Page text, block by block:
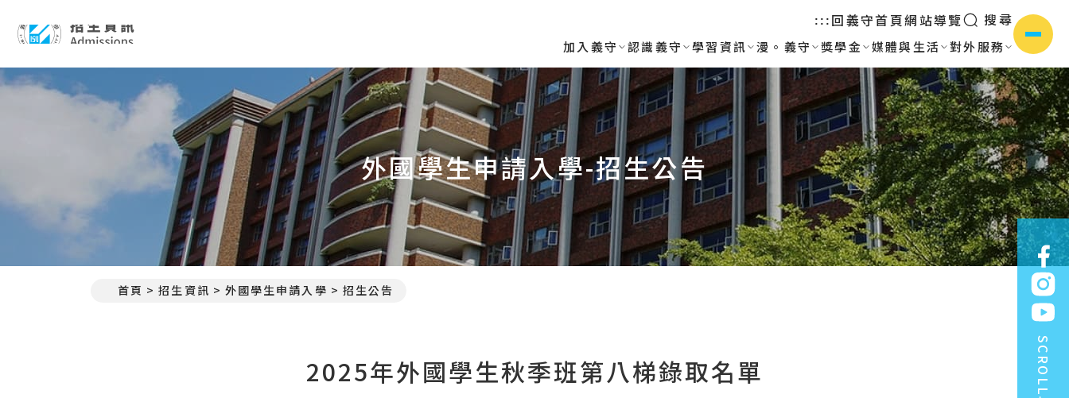
::: 回義守首頁網站導覽 搜尋
加入義守 認識義守 學習資訊 漫。義守 獎學金 媒體與生活 對外服務
側選單
SCROLL
外國學生申請入學-招生公告
首頁 招生資訊 外國學生申請入學 招生公告
2025年外國學生秋季班第八梯錄取名單